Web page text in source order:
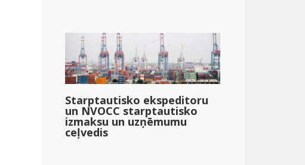
Starptautisko ekspeditoru
un NVOCC starptautisko
izmaksu un uzņēmumu
ceļvedis